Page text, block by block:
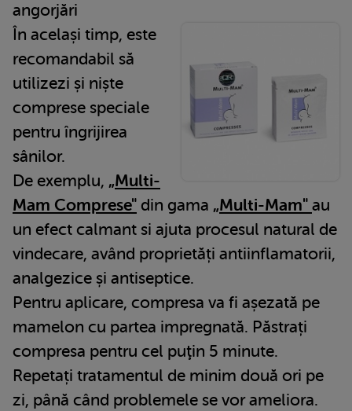
angorjări
În același timp, este
recomandabil să
utilizezi și niște
comprese speciale
pentru îngrijirea
sânilor.
De exemplu, „Multi-
Mam Comprese" din gama „Multi-Mam" au
un efect calmant si ajuta procesul natural de
vindecare, având proprietăți antiinflamatorii,
analgezice și antiseptice.
Pentru aplicare, compresa va fi așezată pe
mamelon cu partea impregnată. Păstrați
compresa pentru cel puţin 5 minute.
Repetați tratamentul de minim două ori pe
zi, până când problemele se vor ameliora.